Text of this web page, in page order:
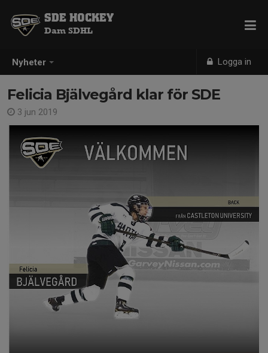
Nyheter Logga in
SDE HOCKEY
Dam SDHL
Felicia Bjälvegård klar för SDE
3 jun 2019